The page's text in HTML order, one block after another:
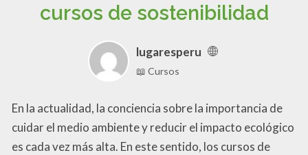
cursos de sostenibilidad​
lugaresperu
📖 Cursos
En la actualidad, la conciencia sobre la importancia de
cuidar el medio ambiente y reducir el impacto ecológico
es cada vez más alta. En este sentido, los cursos de